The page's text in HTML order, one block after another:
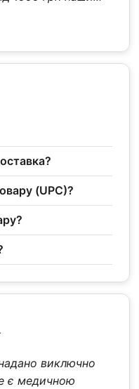
(UPC)?
виключно
є медичною